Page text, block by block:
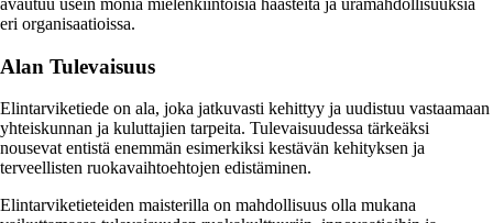
avautuu usein monia mielenkiintoisia haasteita ja uramahdollisuuksia
eri organisaatioissa.
Alan Tulevaisuus
Elintarviketiede on ala, joka jatkuvasti kehittyy ja uudistuu vastaamaan
yhteiskunnan ja kuluttajien tarpeita. Tulevaisuudessa tärkeäksi
nousevat entistä enemmän esimerkiksi kestävän kehityksen ja
terveellisten ruokavaihtoehtojen edistäminen.
Elintarviketieteiden maisterilla on mahdollisuus olla mukana